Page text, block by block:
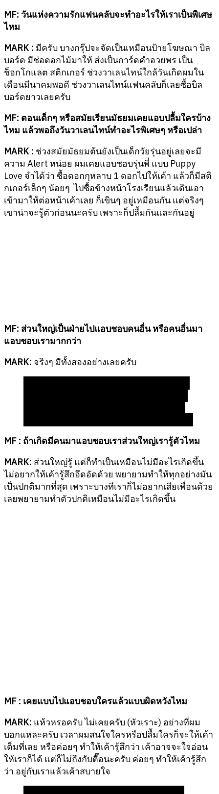
MF: วันแห่งความรักแฟนคลับจะทำอะไรให้เราเป็นพิเศษ
ไหม
MARK : มีครับ บางกรุ๊ปจะจัดเป็นเหมือนป้ายโฆษณา บิล
บอร์ด มีช่อดอกไม้มาให้ ส่งเป็นการ์ดคำอวยพร เป็น
ช็อกโกแลต สติกเกอร์ ช่วงวาเลนไทน์ใกล้วันเกิดผมใน
เดือนมีนาคมพอดี ช่วงวาเลนไทน์แฟนคลับก็เลยซื้อบิล
บอร์ดยาวเลยครับ
MF: ตอนเด็กๆ หรือสมัยเรียนมัธยมเคยแอบปลื้มใครบ้าง
ไหม แล้วพอถึงวันวาเลนไทน์ทำอะไรพิเศษๆ หรือเปล่า
MARK : ช่วงสมัยมัธยมต้นยังเป็นเด็กวัยรุ่นอยู่เลยจะมี
ความ Alert หน่อย ผมเคยแอบชอบรุ่นพี่ แบบ Puppy
Love จำได้ว่า ซื้อดอกกุหลาบ 1 ดอกไปให้เค้า แล้วก็มีสติ
กเกอร์เล็กๆ น้อยๆ ไปซื้อข้างหน้าโรงเรียนแล้วเดินเอา
เข้ามาให้ต่อหน้าเค้าเลย ก็เขินๆ อยู่เหมือนกัน แต่จริงๆ
เขาน่าจะรู้ตัวก่อนนะครับ เพราะก็ปลื้มกันและกันอยู่
MF: ส่วนใหญ่เป็นฝ่ายไปแอบชอบคนอื่น หรือคนอื่นมา
แอบชอบเรามากกว่า
MARK: จริงๆ มีทั้งสองอย่างเลยครับ
MF : ถ้าเกิดมีคนมาแอบชอบเราส่วนใหญ่เรารู้ตัวไหม
MARK: ส่วนใหญ่รู้ แต่ก็ทำเป็นเหมือนไม่มีอะไรเกิดขึ้น
ไม่อยากให้เค้ารู้สึกอึดอัดด้วย พยายามทำให้ทุกอย่างมัน
เป็นปกติมากที่สุด เพราะบางทีเราก็ไม่อยากเสียเพื่อนด้วย
เลยพยายามทำตัวปกติเหมือนไม่มีอะไรเกิดขึ้น
MF : เคยแบบไปแอบชอบใครแล้วแบบผิดหวังไหม
MARK: แห้วหรอครับ ไม่เคยครับ (หัวเราะ) อย่างที่ผม
บอกแหละครับ เวลาผมสนใจใครหรือปลื้มใครก็จะให้เค้า
เต็มที่เลย หรือค่อยๆ ทำให้เค้ารู้สึกว่า เค้าอาจจะใจอ่อน
ให้เราก็ได้ แต่ก็ไม่ถึงกับตื๊อนะครับ ค่อยๆ ทำให้เค้ารู้สึก
ว่า อยู่กับเราแล้วเค้าสบายใจ